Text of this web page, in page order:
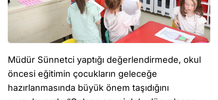
Müdür Sünnetci yaptığı değerlendirmede, okul
öncesi eğitimin çocukların geleceğe
hazırlanmasında büyük önem taşıdığını